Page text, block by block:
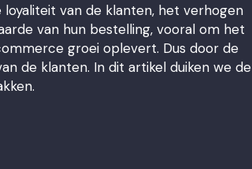
van de klanten, het verhogen
van hun bestelling, vooral om het
groei oplevert. Dus door de
de klanten. In dit artikel duiken we de